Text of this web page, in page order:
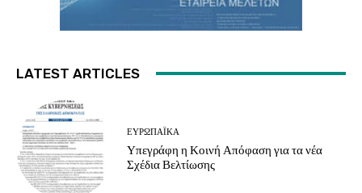
LATEST ARTICLES
ΕΥΡΩΠΑΪΚΆ
Υπεγράφη η Κοινή Απόφαση για τα νέα
Σχέδια Βελτίωσης